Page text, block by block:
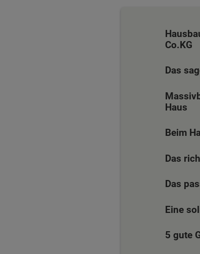
Co.KG
Das
Haus
Beim
Das
Das
Eine
5 gute